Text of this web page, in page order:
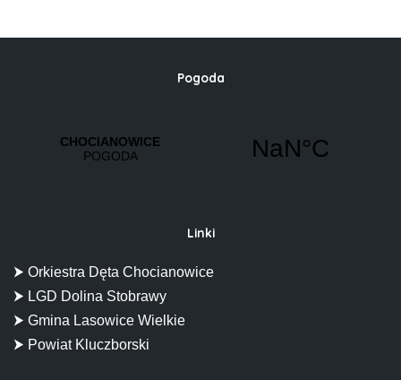
Pogoda
Linki
⮞ Orkiestra Dęta Chocianowice
⮞ LGD Dolina Stobrawy
⮞ Gmina Lasowice Wielkie
⮞ Powiat Kluczborski